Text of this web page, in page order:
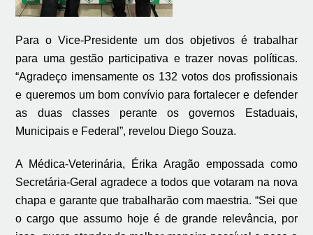
Para o Vice-Presidente um dos objetivos é trabalhar
para uma gestão participativa e trazer novas políticas.
“Agradeço imensamente os 132 votos dos profissionais
e queremos um bom convívio para fortalecer e defender
as duas classes perante os governos Estaduais,
Municipais e Federal”, revelou Diego Souza.
A Médica-Veterinária, Érika Aragão empossada como
Secretária-Geral agradece a todos que votaram na nova
chapa e garante que trabalharão com maestria. “Sei que
o cargo que assumo hoje é de grande relevância, por